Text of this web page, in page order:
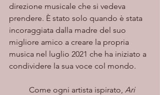
direzione musicale che si vedeva
prendere. È stato solo quando è stata
incoraggiata dalla madre del suo
migliore amico a creare la propria
musica nel luglio 2021 che ha iniziato a
condividere la sua voce col mondo.
	Come ogni artista ispirato,
Ari